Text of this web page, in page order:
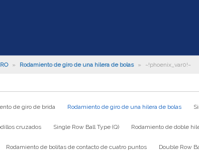
» Rodamiento de giro de una hilera de bolas » ~!phoenix_var0!~
de giro de brida Rodamiento de giro de una hilera de bolas
cruzados Single Row Ball Type (Q) Rodamiento de doble
Rodamiento de bolitas de contacto de cuatro puntos Double Row